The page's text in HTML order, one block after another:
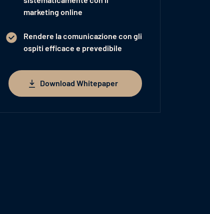
marketing online
Rendere la comunicazione con gli
ospiti efficace e prevedibile
Download Whitepaper
Download Whitepaper